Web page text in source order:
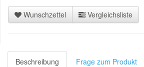
Wunschzettel Vergleichsliste
Beschreibung Frage zum Produkt